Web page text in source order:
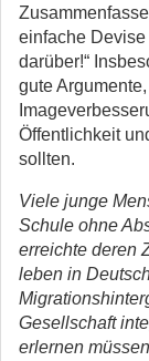
einfache Devise
darüber!“
gute
Öffentlichkeit
sollten.
Viele junge
Schule ohne
erreichte deren
leben in
Gesellschaft
erlernen